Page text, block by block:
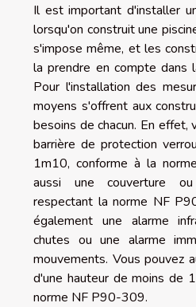
Il est important d'installer
lorsqu'on construit une
s'impose même, et les
la prendre en compte dans
Pour l'installation des
moyens s'offrent aux
besoins de chacun. En effet,
barrière de protection
1m10, conforme à la
aussi une couverture
respectant la norme NF
également une alarme
chutes ou une alarme
mouvements. Vous pouvez
d'une hauteur de moins de
norme NF P90-309.